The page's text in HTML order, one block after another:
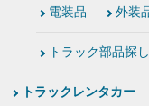
電装品
外装
トラック部品探
トラックレンタカー